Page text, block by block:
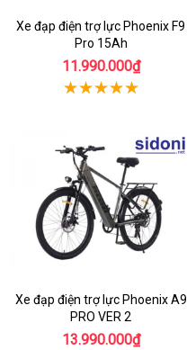
Xe đạp điện trợ lực Phoenix F9
Pro 15Ah
11.990.000₫
Xe đạp điện trợ lực Phoenix A9
PRO VER 2
13.990.000₫